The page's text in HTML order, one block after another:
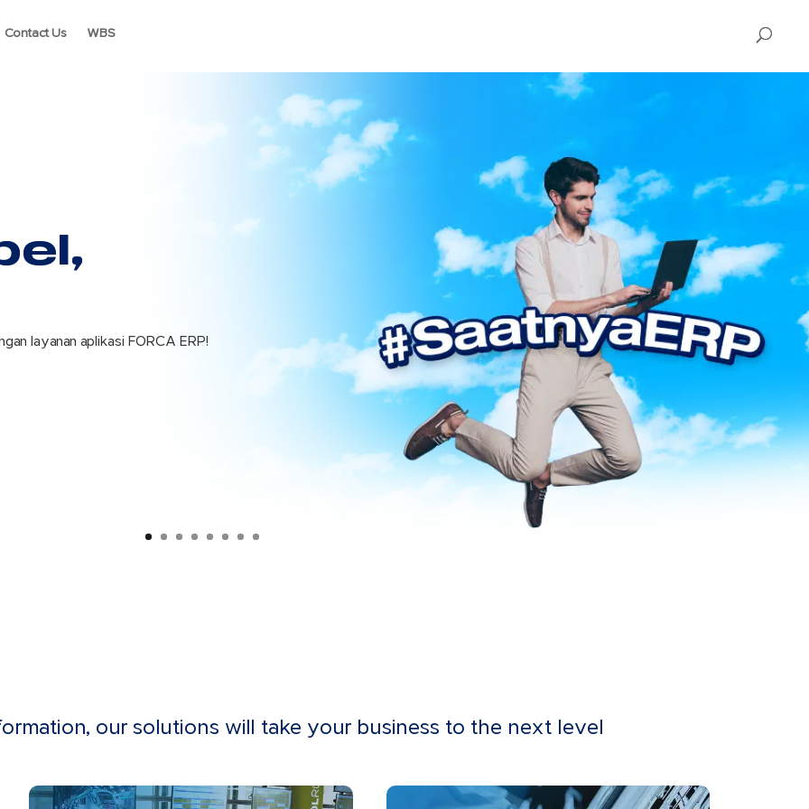
Contact Us WBS
layanan aplikasi FORCA ERP!
bisnis dari berbagai industri di
our solutions will take your business to the next level